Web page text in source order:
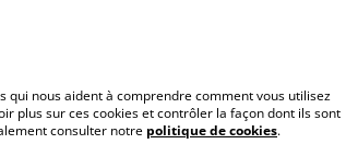
qui nous aident à comprendre comment vous utilisez
plus sur ces cookies et contrôler la façon dont ils sont
consulter notre politique de cookies.